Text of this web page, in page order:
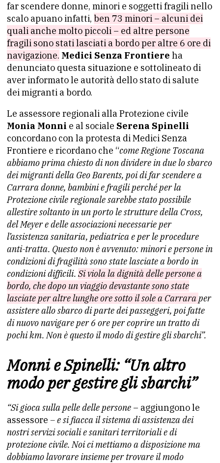
far scendere donne, minori e soggetti fragili nello
scalo apuano infatti, ben 73 minori – alcuni dei
quali anche molto piccoli – ed altre persone
fragili sono stati lasciati a bordo per altre 6 ore di
navigazione. Medici Senza Frontiere ha
denunciato questa situazione e sottolineato di
aver informato le autorità dello stato di salute
dei migranti a bordo.
Le assessore regionali alla Protezione civile
Monia Monni e al sociale Serena Spinelli
concordano con la protesta di Medici Senza
Frontiere e ricordano che “come Regione Toscana
abbiamo prima chiesto di non dividere in due lo sbarco
dei migranti della Geo Barents, poi di far scendere a
Carrara donne, bambini e fragili perché per la
Protezione civile regionale sarebbe stato possibile
allestire soltanto in un porto le strutture della Cross,
del Meyer e delle associazioni necessarie per
l’assistenza sanitaria, pediatrica e per le procedure
anti-tratta. Questo non è avvenuto: minori e persone in
condizioni di fragilità sono state lasciate a bordo in
condizioni difficili. Si viola la dignità delle persone a
bordo, che dopo un viaggio devastante sono state
lasciate per altre lunghe ore sotto il sole a Carraraper
assistere allo sbarco di parte dei passeggeri, poi fatte
di nuovo navigare per 6 ore per coprire un tratto di
pochi km. Non è questo il modo di gestire gli sbarchi”.
Monni e Spinelli: “Un altro
modo per gestire gli sbarchi”
“Si gioca sulla pelle delle persone – aggiungono le
assessore – e si fiacca il sistema di assistenza dei
nostri servizi sociali e sanitari territoriali e di
protezione civile. Noi ci mettiamo a disposizione ma
dobbiamo lavorare insieme per trovare il modo